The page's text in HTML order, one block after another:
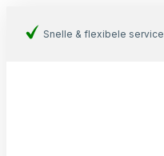
Snelle & flexibele service